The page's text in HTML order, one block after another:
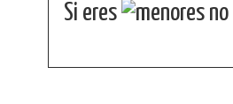
Si eres